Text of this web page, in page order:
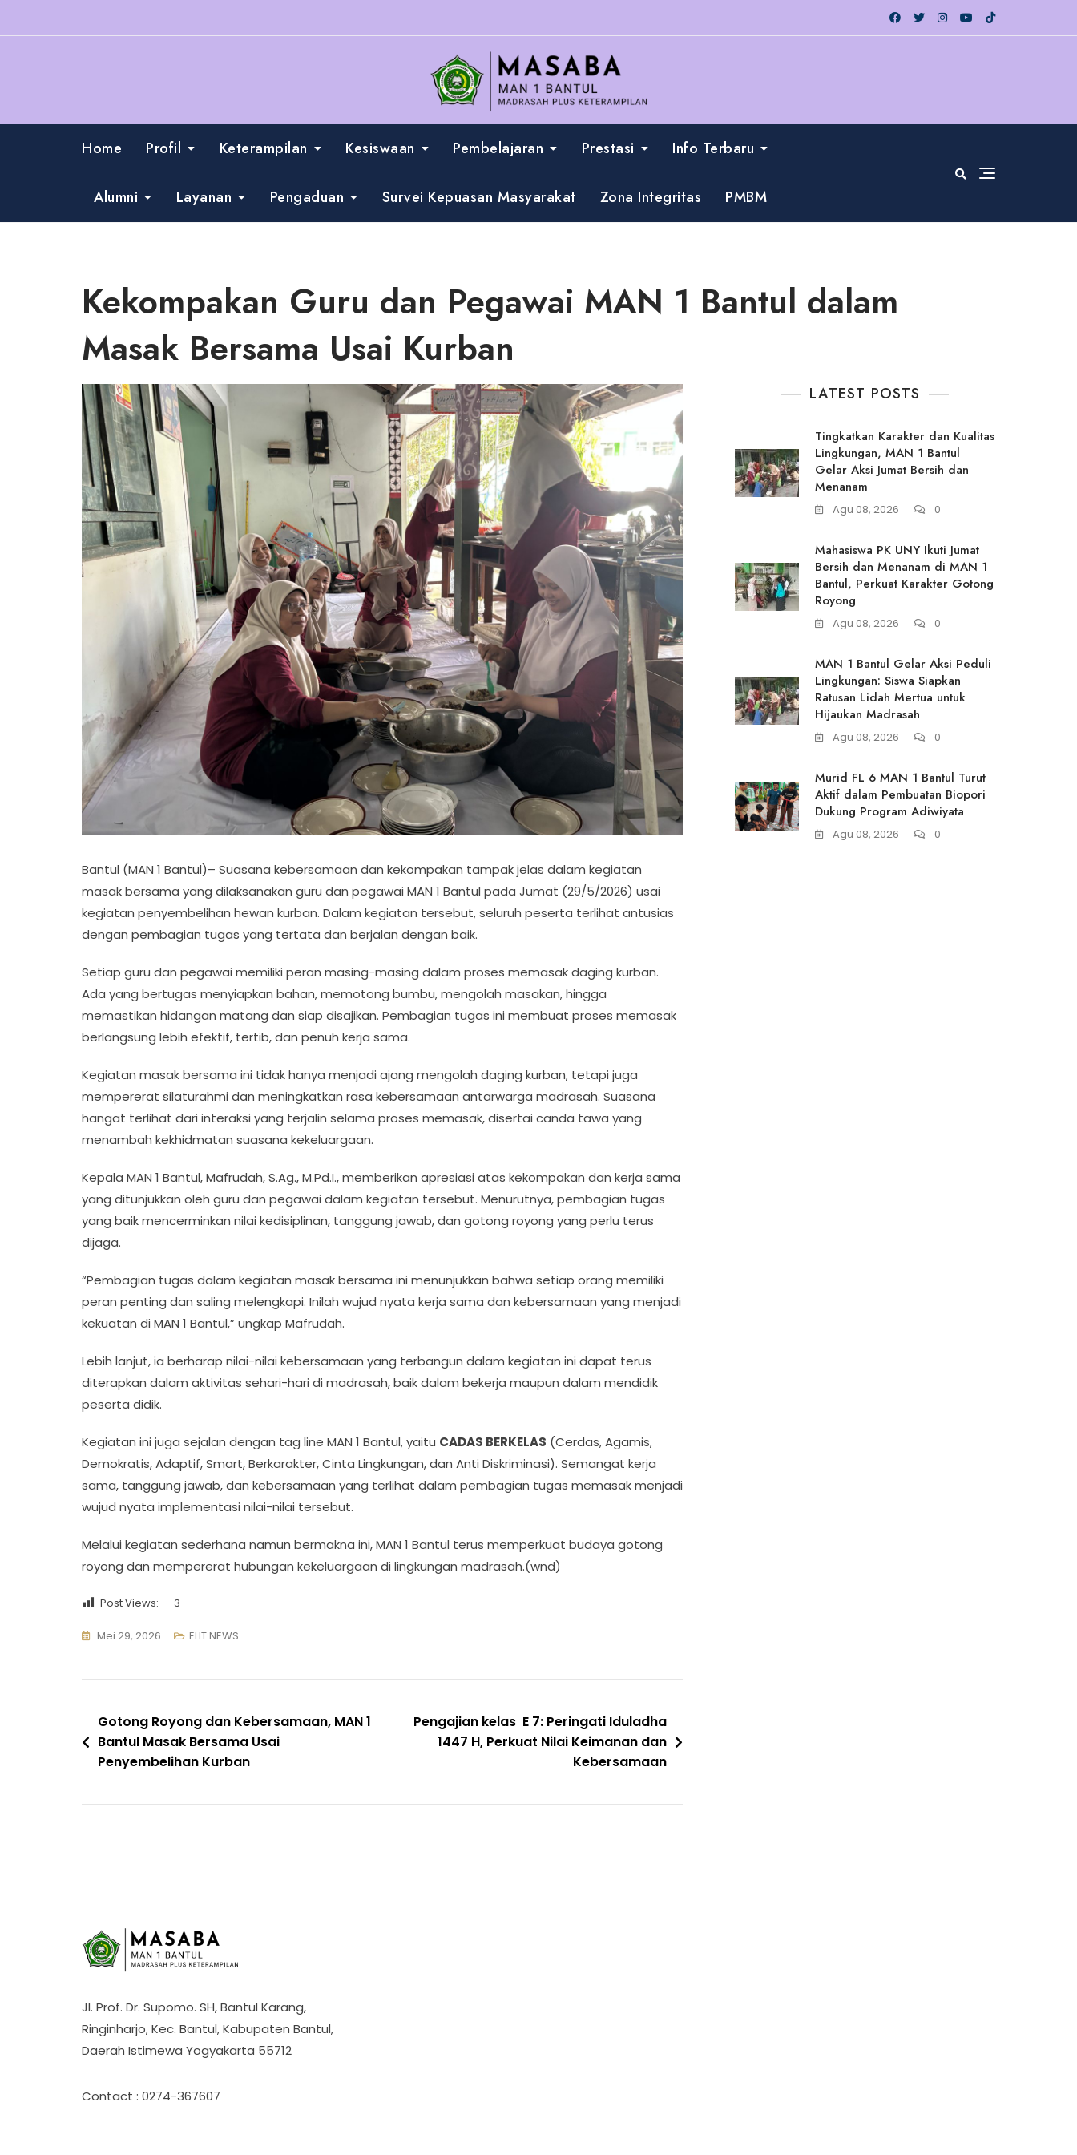
Home Profil Keterampilan Kesiswaan Pembelajaran Prestasi Info Terbaru
Alumni Layanan Pengaduan Survei Kepuasan Masyarakat Zona Integritas PMBM
Kekompakan Guru dan Pegawai MAN 1 Bantul dalam
Masak Bersama Usai Kurban
Bantul (MAN 1 Bantul)– Suasana kebersamaan dan kekompakan tampak jelas dalam kegiatan
masak bersama yang dilaksanakan guru dan pegawai MAN 1 Bantul pada Jumat (29/5/2026) usai
kegiatan penyembelihan hewan kurban. Dalam kegiatan tersebut, seluruh peserta terlihat antusias
dengan pembagian tugas yang tertata dan berjalan dengan baik.
Setiap guru dan pegawai memiliki peran masing-masing dalam proses memasak daging kurban.
Ada yang bertugas menyiapkan bahan, memotong bumbu, mengolah masakan, hingga
memastikan hidangan matang dan siap disajikan. Pembagian tugas ini membuat proses memasak
berlangsung lebih efektif, tertib, dan penuh kerja sama.
Kegiatan masak bersama ini tidak hanya menjadi ajang mengolah daging kurban, tetapi juga
mempererat silaturahmi dan meningkatkan rasa kebersamaan antarwarga madrasah. Suasana
hangat terlihat dari interaksi yang terjalin selama proses memasak, disertai canda tawa yang
menambah kekhidmatan suasana kekeluargaan.
Kepala MAN 1 Bantul, Mafrudah, S.Ag., M.Pd.I., memberikan apresiasi atas kekompakan dan kerja sama
yang ditunjukkan oleh guru dan pegawai dalam kegiatan tersebut. Menurutnya, pembagian tugas
yang baik mencerminkan nilai kedisiplinan, tanggung jawab, dan gotong royong yang perlu terus
dijaga.
“Pembagian tugas dalam kegiatan masak bersama ini menunjukkan bahwa setiap orang memiliki
peran penting dan saling melengkapi. Inilah wujud nyata kerja sama dan kebersamaan yang menjadi
kekuatan di MAN 1 Bantul,” ungkap Mafrudah.
Lebih lanjut, ia berharap nilai-nilai kebersamaan yang terbangun dalam kegiatan ini dapat terus
diterapkan dalam aktivitas sehari-hari di madrasah, baik dalam bekerja maupun dalam mendidik
peserta didik.
Kegiatan ini juga sejalan dengan tag line MAN 1 Bantul, yaitu CADAS BERKELAS (Cerdas, Agamis,
Demokratis, Adaptif, Smart, Berkarakter, Cinta Lingkungan, dan Anti Diskriminasi). Semangat kerja
sama, tanggung jawab, dan kebersamaan yang terlihat dalam pembagian tugas memasak menjadi
wujud nyata implementasi nilai-nilai tersebut.
Melalui kegiatan sederhana namun bermakna ini, MAN 1 Bantul terus memperkuat budaya gotong
royong dan mempererat hubungan kekeluargaan di lingkungan madrasah.(wnd)
Post Views: 3
Mei 29, 2026 ELIT NEWS
Navigasi
pos
Gotong Royong dan Kebersamaan, MAN 1
Bantul Masak Bersama Usai
Penyembelihan Kurban
Pengajian kelas E 7: Peringati Iduladha
1447 H, Perkuat Nilai Keimanan dan
Kebersamaan
LATEST POSTS
Tingkatkan Karakter dan Kualitas
Lingkungan, MAN 1 Bantul
Gelar Aksi Jumat Bersih dan
Menanam
Agu 08, 2026 0
Mahasiswa PK UNY Ikuti Jumat
Bersih dan Menanam di MAN 1
Bantul, Perkuat Karakter Gotong
Royong
Agu 08, 2026 0
MAN 1 Bantul Gelar Aksi Peduli
Lingkungan: Siswa Siapkan
Ratusan Lidah Mertua untuk
Hijaukan Madrasah
Agu 08, 2026 0
Murid FL 6 MAN 1 Bantul Turut
Aktif dalam Pembuatan Biopori
Dukung Program Adiwiyata
Agu 08, 2026 0
Jl. Prof. Dr. Supomo. SH, Bantul Karang,
Ringinharjo, Kec. Bantul, Kabupaten Bantul,
Daerah Istimewa Yogyakarta 55712
Contact : 0274-367607